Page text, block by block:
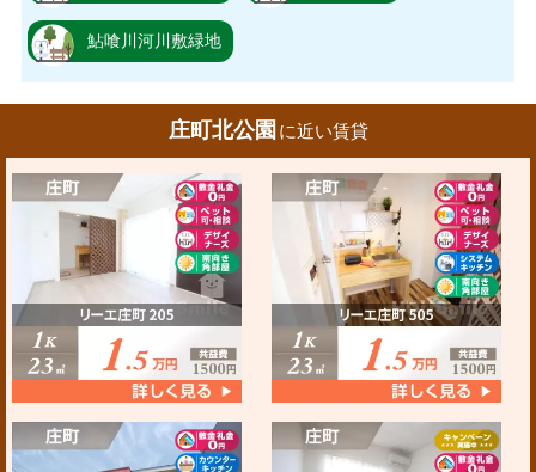
鮎喰川河川敷緑地
庄町北公園 に近い賃貸